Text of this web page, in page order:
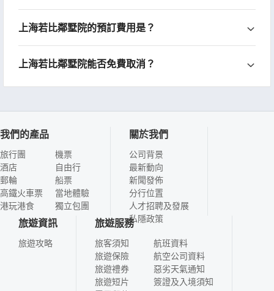
上海若比鄰墅院的預訂費用是？
上海若比鄰墅院能否免費取消？
我們的產品
旅行團
酒店
郵輪
高鐵火車票
港玩港食
機票
自由行
船票
當地體驗
獨立包團
關於我們
公司背景
最新動向
新聞發佈
分行位置
人才招聘及發展
私隱政策
旅遊資訊
旅遊攻略
旅遊服務
旅客須知
旅遊保險
旅遊禮券
旅遊短片
航班資料
航空公司資料
惡劣天氣通知
簽證及入境須知